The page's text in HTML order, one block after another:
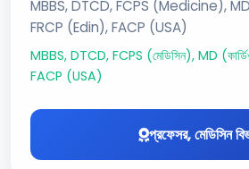
MBBS, DTCD, FCPS (Medicine),
FRCP (Edin), FACP (USA)
MBBS, DTCD, FCPS (মেডিসিন), MD
FACP (USA)
প্রফেসর, মেডিসিন